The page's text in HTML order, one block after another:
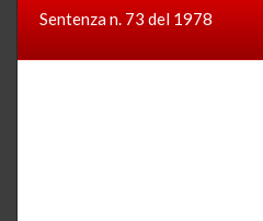
Sentenza n. 73 del 1978